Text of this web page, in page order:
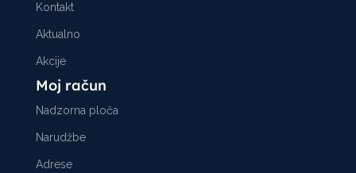
Kontakt
Aktualno
Akcije
Moj račun
Nadzorna ploča
Narudžbe
Adrese